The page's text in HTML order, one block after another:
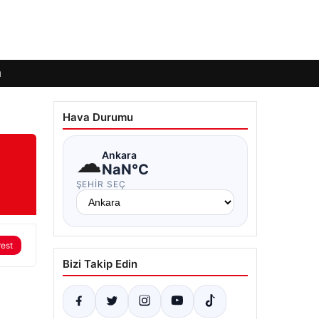
Hava Durumu
☁Ankara
NaN°C
ŞEHIR SEÇ
Bizi Takip Edin